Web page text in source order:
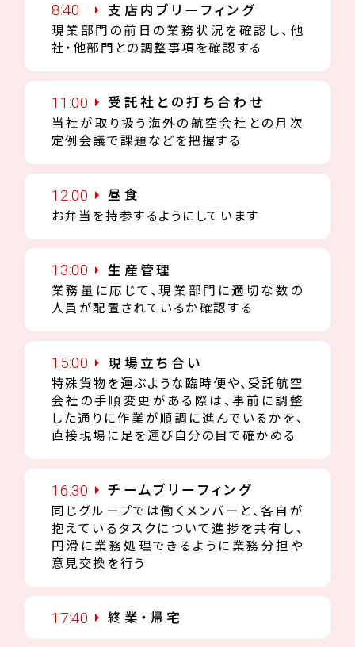
8:40 支店内ブリーフィング
現業部門の前日の業務状況を確認し、他
社・他部門との調整事項を確認する
11:00 受託社との打ち合わせ
当社が取り扱う海外の航空会社との月次
定例会議で課題などを把握する
12:00 昼食
お弁当を持参するようにしています
13:00 生産管理
業務量に応じて、現業部門に適切な数の
人員が配置されているか確認する
15:00 現場立ち合い
特殊貨物を運ぶような臨時便や、受託航空
会社の手順変更がある際は、事前に調整
した通りに作業が順調に進んでいるかを、
直接現場に足を運び自分の目で確かめる
16:30 チームブリーフィング
同じグループでは働くメンバーと、各自が
抱えているタスクについて進捗を共有し、
円滑に業務処理できるように業務分担や
意見交換を行う
17:40 終業・帰宅